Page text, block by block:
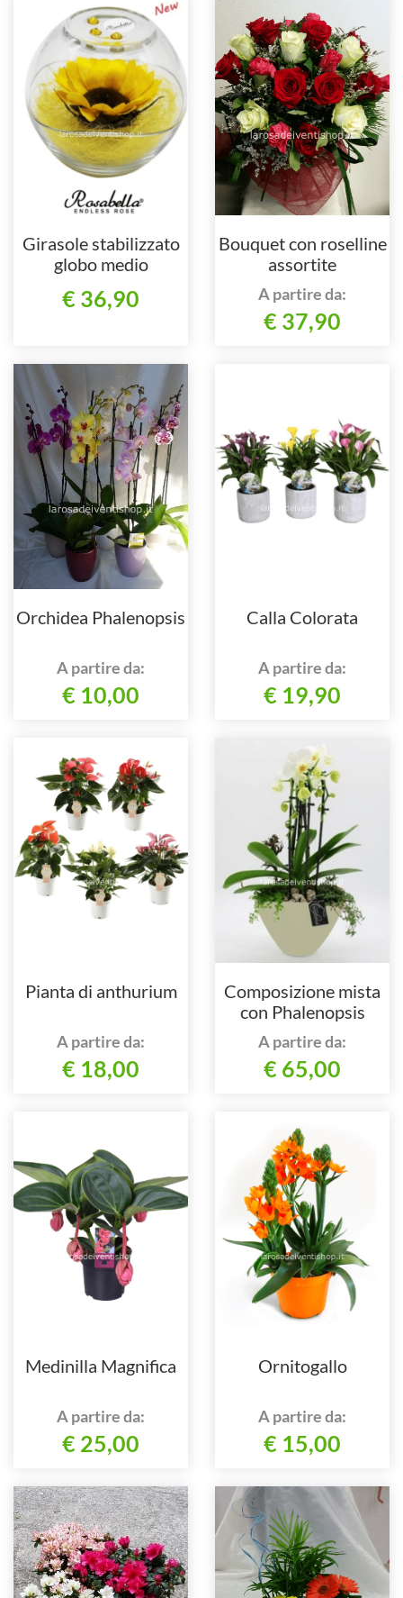
Girasole stabilizzato
globo medio
€ 36,90
Bouquet con roselline
assortite
A partire da:
€ 37,90
Orchidea Phalenopsis
A partire da:
€ 10,00
Calla Colorata
A partire da:
€ 19,90
Pianta di anthurium
A partire da:
€ 18,00
Composizione mista
con Phalenopsis
A partire da:
€ 65,00
Medinilla Magnifica
A partire da:
€ 25,00
Ornitogallo
A partire da:
€ 15,00